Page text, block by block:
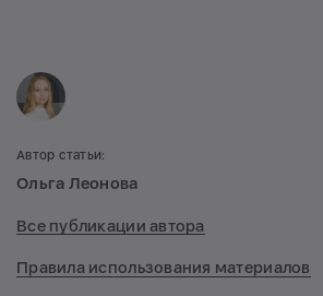
Автор статьи:
Ольга Леонова
Все публикации автора
Правила использования материалов